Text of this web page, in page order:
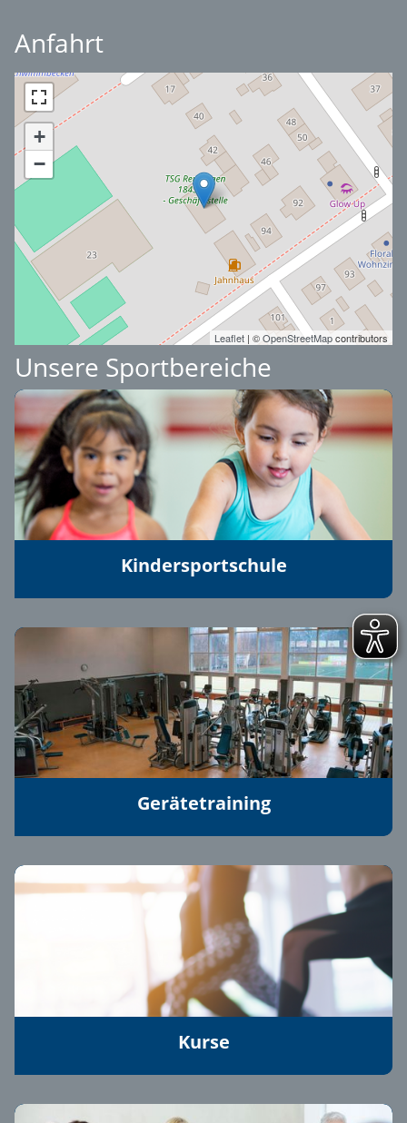
Anfahrt
+
−
Leaflet | ©OpenStreetMapcontributors
Unsere Sportbereiche
Kindersportschule
Gerätetraining
Kurse